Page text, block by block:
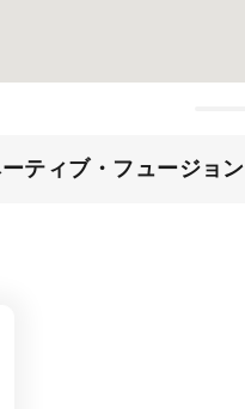
ティブ・フュージョン